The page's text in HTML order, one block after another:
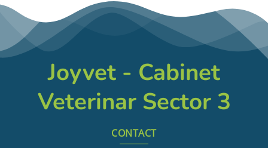
Joyvet - Cabinet
Veterinar Sector 3
CONTACT